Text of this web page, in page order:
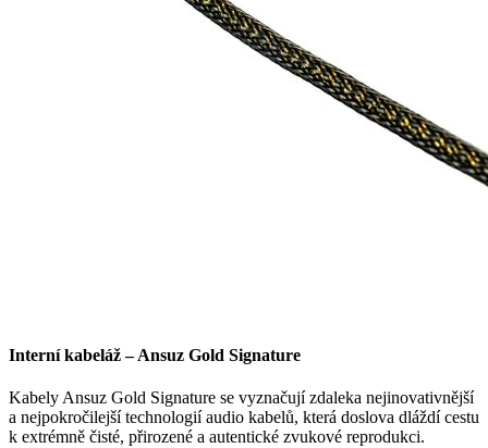
Interní kabeláž – Ansuz Gold Signature
Kabely Ansuz Gold Signature se vyznačují zdaleka nejinovativnější
a nejpokročilejší technologií audio kabelů, která doslova dláždí cestu
k extrémně čisté, přirozené a autentické zvukové reprodukci.